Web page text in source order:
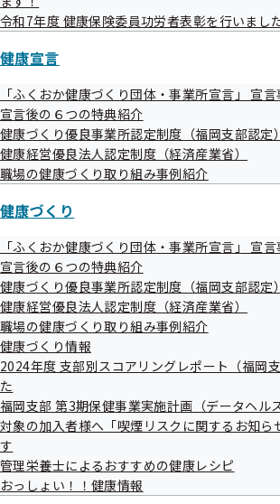
令和7年度 健康保険委員功労者表彰を行いまし
健康宣言
「ふくおか健康づくり団体・事業所宣言」 宣言
宣言後の６つの特典紹介
健康づくり優良事業所認定制度（福岡支部認定）
健康経営優良法人認定制度（経済産業省）
職場の健康づくり取り組み事例紹介
健康づくり
「ふくおか健康づくり団体・事業所宣言」 宣言
宣言後の６つの特典紹介
健康づくり優良事業所認定制度（福岡支部認定）
健康経営優良法人認定制度（経済産業省）
職場の健康づくり取り組み事例紹介
健康づくり情報
2024年度 支部別スコアリングレポート（福岡
た
福岡支部 第3期保健事業実施計画（データヘル
対象の加入者様へ「喫煙リスクに関するお知ら
す
管理栄養士によるおすすめの健康レシピ
おっしょい！！健康情報
たので、お知らせいたします。
日時
令和6年7月23日（火）10：00開催 12：
場所
コネクトスクエア博多7階 協会けんぽ福
※令和6年7月16日に上記住所に移転しま
議題
令和5年度 協会けんぽ（医療分）の
ついて
その他
議題については変更となる場合がござ
傍聴方法